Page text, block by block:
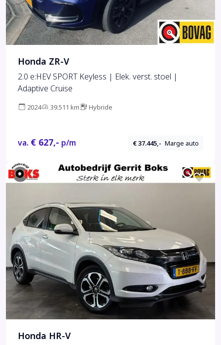
Honda ZR-V
2.0 e:HEV SPORT Keyless | Elek. verst. stoel |
Adaptive Cruise
2024 39.511 km Hybride
va. € 627,- p/m € 37.445,- Marge auto
Honda HR-V